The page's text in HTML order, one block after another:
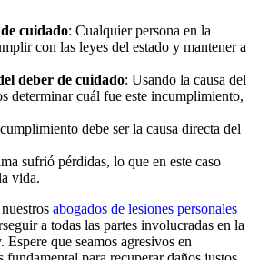
cuidado: Cualquier persona en la
con las leyes del estado y mantener a
deber de cuidado: Usando la causa del
determinar cuál fue este incumplimiento,
debe ser la causa directa del
sufrió pérdidas, lo que en este caso
vida.
abogados de lesiones personales
a todas las partes involucradas en la
que seamos agresivos en